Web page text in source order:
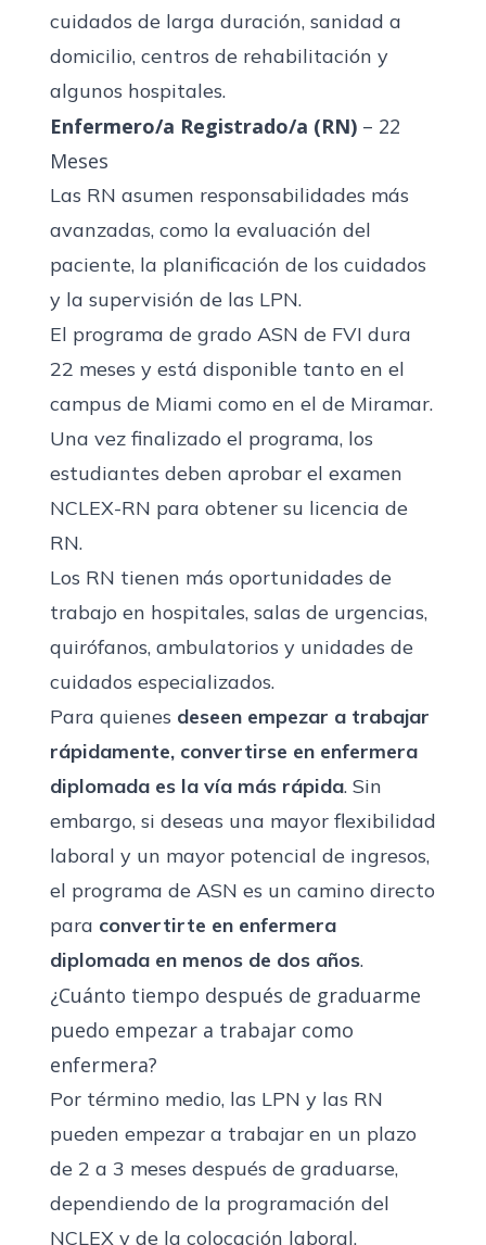
cuidados de larga duración, sanidad a
domicilio, centros de rehabilitación y
algunos hospitales.
Enfermero/a Registrado/a (RN) – 22
Meses
Las RN asumen responsabilidades más
avanzadas, como la evaluación del
paciente, la planificación de los cuidados
y la supervisión de las LPN.
El programa de grado ASN de FVI dura
22 meses y está disponible tanto en el
campus de Miami como en el de Miramar.
Una vez finalizado el programa, los
estudiantes deben aprobar el examen
NCLEX-RN para obtener su licencia de
RN.
Los RN tienen más oportunidades de
trabajo en hospitales, salas de urgencias,
quirófanos, ambulatorios y unidades de
cuidados especializados.
Para quienes deseen empezar a trabajar
rápidamente, convertirse en enfermera
diplomada es la vía más rápida. Sin
embargo, si deseas una mayor flexibilidad
laboral y un mayor potencial de ingresos,
el programa de ASN es un camino directo
para convertirte en enfermera
diplomada en menos de dos años.
¿Cuánto tiempo después de graduarme
puedo empezar a trabajar como
enfermera?
Por término medio, las LPN y las RN
pueden empezar a trabajar en un plazo
de 2 a 3 meses después de graduarse,
dependiendo de la programación del
NCLEX y de la colocación laboral.